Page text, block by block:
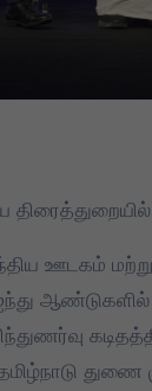
ஊடகம்
ஆண்டுகளில்
தமிழ்நாடு